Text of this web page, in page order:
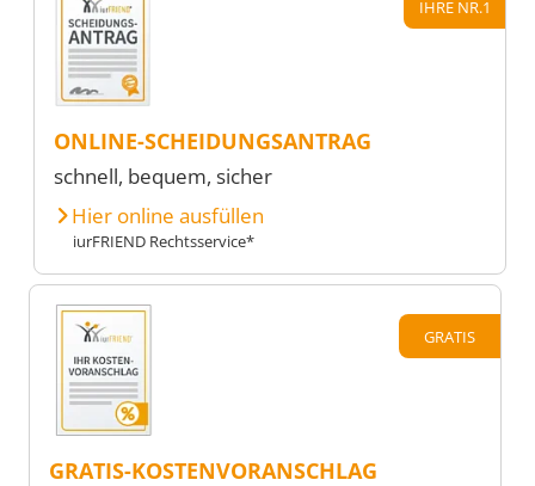
IHRE NR.1
ONLINE-SCHEIDUNGSANTRAG
schnell, bequem, sicher
Hier online ausfüllen
iurFRIEND Rechtsservice*
GRATIS
GRATIS-KOSTENVORANSCHLAG